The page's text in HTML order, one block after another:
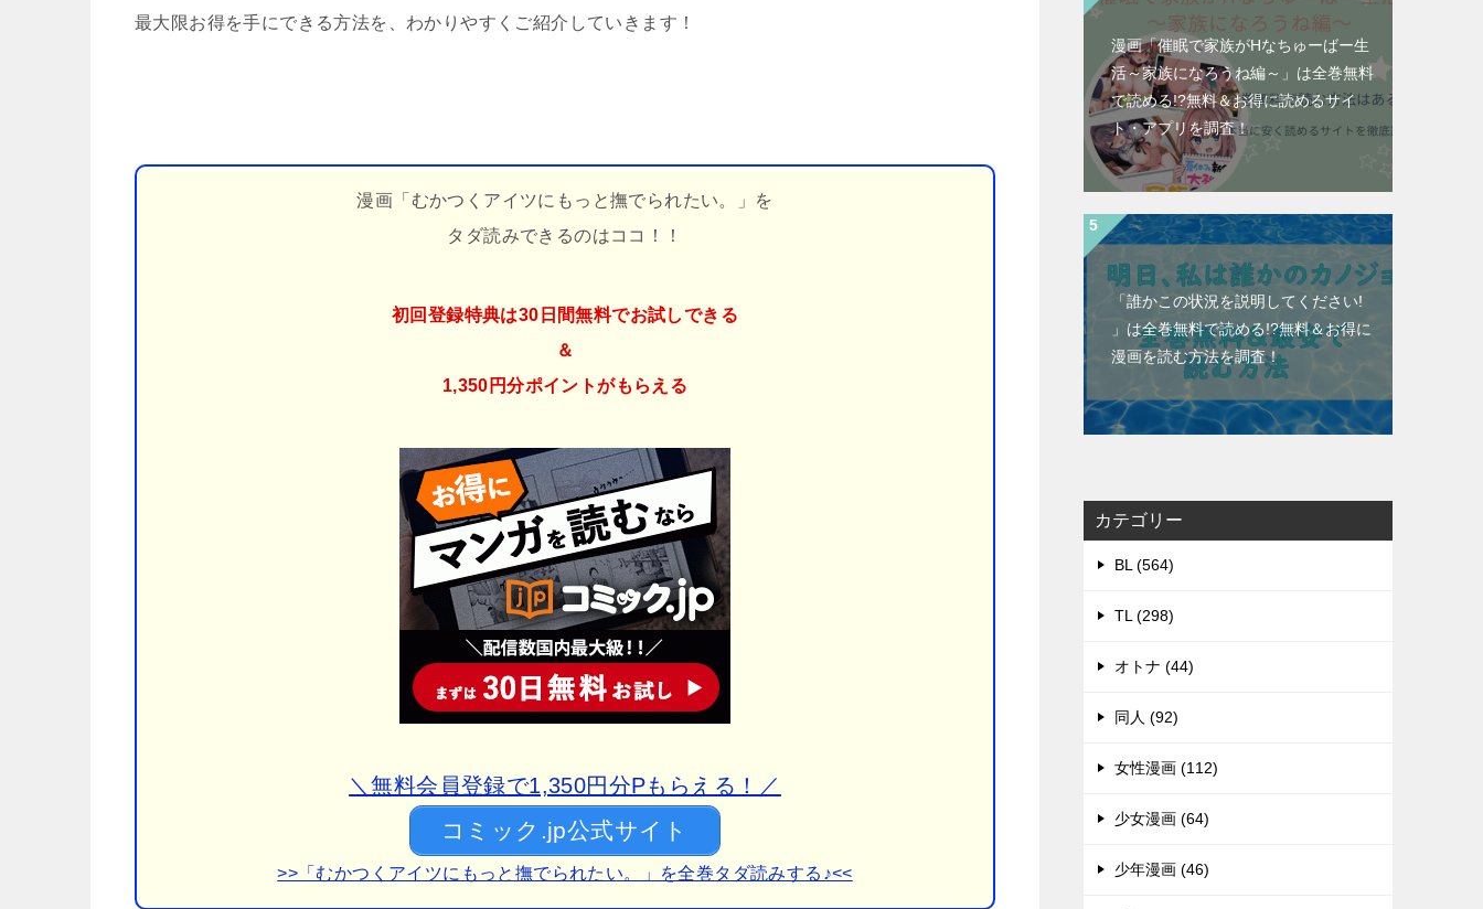
最大限お得を手にできる方法を、わかりやすくご紹介していきます！
漫画「むかつくアイツにもっと撫でられたい。」を
タダ読みできるのはココ！！
初回登録特典は30日間無料でお試しできる
＆
1,350円分ポイントがもらえる
＼無料会員登録で1,350円分Pもらえる！／
コミック.jp公式サイト
>>「むかつくアイツにもっと撫でられたい。」を全巻タダ読みする♪<<
漫画「催眠で家族がHなちゅーばー生
活～家族になろうね編～」は全巻無料
で読める!?無料＆お得に読めるサイ
ト・アプリを調査！
「誰かこの状況を説明してください!
」は全巻無料で読める!?無料＆お得に
漫画を読む⽅法を調査！
カテゴリー
BL (564)
TL (298)
オトナ (44)
同人 (92)
女性漫画 (112)
少女漫画 (64)
少年漫画 (46)